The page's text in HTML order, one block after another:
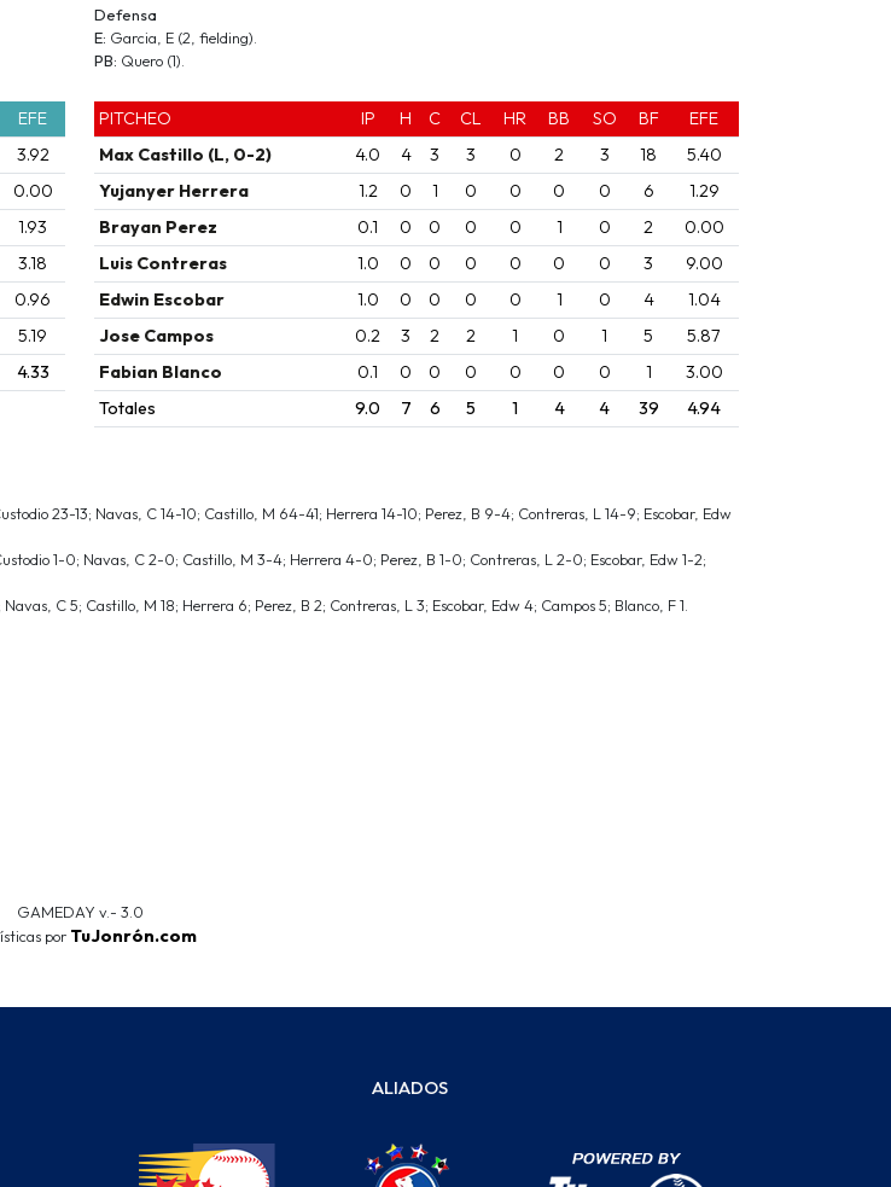
Defensa
E: Garcia, E (2, fielding).
PB: Quero (1).
EFE
3.92
0.00
1.93
3.18
0.96
5.19
4.33
PITCHEO IP H C CL HR BB SO BF
EFE
Max Castillo (L, 0-2)
4.0 4 3 3 0 2 3 18
5.40
Yujanyer Herrera
1.2 0 1 0 0 0 0 6
1.29
Brayan Perez
0.1 0 0 0 0 1 0 2
0.00
Luis Contreras
1.0 0 0 0 0 0 0 3
9.00
Edwin Escobar
1.0 0 0 0 0 1 0 4
1.04
Jose Campos
0.2 3 2 2 1 0 1 5
5.87
Fabian Blanco
0.1 0 0 0 0 0 0 1
3.00
Totales
9.0 7 6 5 1 4 4 39 4.94
23-13; Navas, C 14-10; Castillo, M 64-41; Herrera 14-10; Perez, B 9-4; Contreras, L 14-9; Escobar, Edw
1-0; Navas, C 2-0; Castillo, M 3-4; Herrera 4-0; Perez, B 1-0; Contreras, L 2-0; Escobar, Edw 1-2;
C 5; Castillo, M 18; Herrera 6; Perez, B 2; Contreras, L 3; Escobar, Edw 4; Campos 5; Blanco, F 1.
GAMEDAY v.- 3.0
por TuJonrón.com
ALIADOS